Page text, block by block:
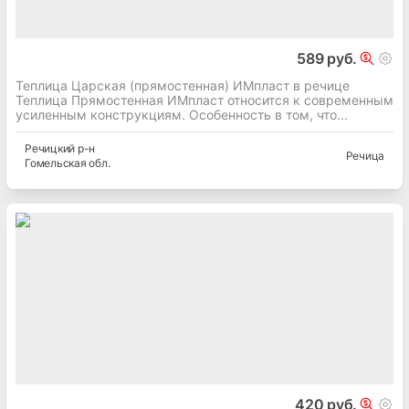
589 руб.
Теплица Царская (прямостенная) ИМпласт в речице
Теплица Прямостенная ИМпласт относится к современным
усиленным конструкциям. Особенность в том, что...
Речицкий р-н
Гомельская обл.
Речица
420 руб.